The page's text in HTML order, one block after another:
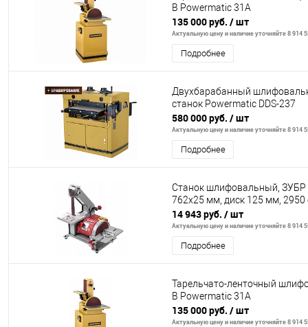
В Powermatic 31A
135 000 руб. / шт
Актуальную цену и наличие уточняйте 8 914
Подробнее
Двухбарабанный
станок Powermatic DDS-237
580 000 руб. / шт
Актуальную цену и наличие уточняйте 8 914
Подробнее
Станок шлифовальный, ЗУБР
762x25 мм, диск 125 мм,
14 943 руб. / шт
Актуальную цену и наличие уточняйте 8 914
Подробнее
Тарельчато-ленточный
В Powermatic 31A
135 000 руб. / шт
Актуальную цену и наличие уточняйте 8 914